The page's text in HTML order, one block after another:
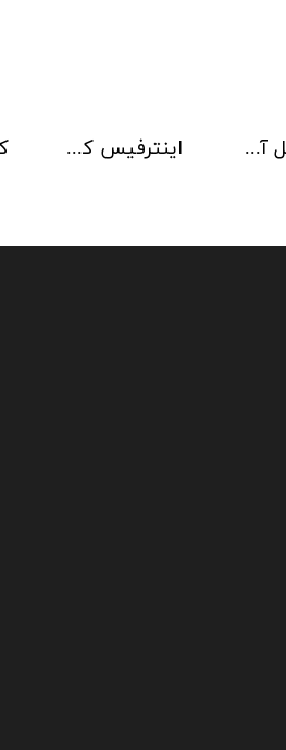
اینترفیس کنترلر آژیر Kentec کنترل پنل آدرس پذیر Kentec مدل Taktis 8 Loop